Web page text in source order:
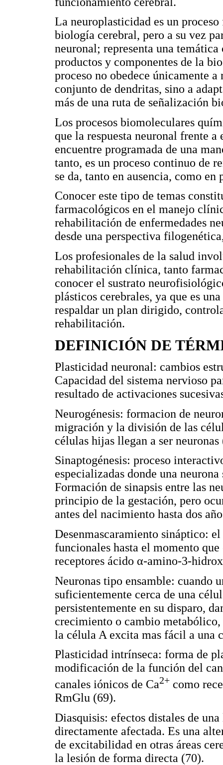
La neuroplasticidad es un
biología cerebral, pero a su vez
neuronal; representa una
productos y componentes de la
proceso no obedece únicamente
conjunto de dendritas, sino a
más de una ruta de señalización
Los procesos biomoleculares
que la respuesta neuronal frente a
encuentre programada de una
tanto, es un proceso continuo de
se da, tanto en ausencia, como
Conocer este tipo de temas
farmacológicos en el manejo
rehabilitación de enfermedades
desde una perspectiva
Los profesionales de la salud
rehabilitación clínica, tanto
conocer el sustrato
plásticos cerebrales, ya que es
respaldar un plan dirigido,
rehabilitación.
DEFINICIÓN DE
Plasticidad neuronal: cambios
Capacidad del sistema nervioso
resultado de activaciones
Neurogénesis: formacion de
migración y la división de las
células hijas llegan a ser neuronas
Sinaptogénesis: proceso
especializadas donde una
Formación de sinapsis entre las
principio de la gestación, pero
antes del nacimiento hasta dos
Desenmascaramiento sináptico:
funcionales hasta el momento
receptores ácido α-amino-3-
Neuronas tipo ensamble: cuando
suficientemente cerca de una
persistentemente en su disparo,
crecimiento o cambio metabólico,
la célula A excita mas fácil a una
Plasticidad intrínseca: forma de
modificación de la función del
canales iónicos de Ca2+ como
RmGlu (69).
Diasquisis: efectos distales de
directamente afectada. Es una
de excitabilidad en otras áreas
la lesión de forma directa (70).